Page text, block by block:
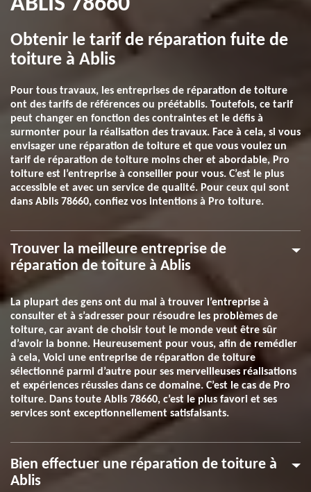
Obtenir le tarif de réparation fuite de
toiture à Ablis
Pour tous travaux, les entreprises de réparation de toiture
ont des tarifs de références ou préétablis. Toutefois, ce tarif
peut changer en fonction des contraintes et le défis à
surmonter pour la réalisation des travaux. Face à cela, si vous
envisager une réparation de toiture et que vous voulez un
tarif de réparation de toiture moins cher et abordable, Pro
toiture est l’entreprise à conseiller pour vous. C’est le plus
accessible et avec un service de qualité. Pour ceux qui sont
dans Ablis 78660, confiez vos intentions à Pro toiture.
Trouver la meilleure entreprise de
réparation de toiture à Ablis
La plupart des gens ont du mal à trouver l’entreprise à
consulter et à s’adresser pour résoudre les problèmes de
toiture, car avant de choisir tout le monde veut être sûr
d’avoir la bonne. Heureusement pour vous, afin de remédier
à cela, Voici une entreprise de réparation de toiture
sélectionné parmi d’autre pour ses merveilleuses réalisations
et expériences réussies dans ce domaine. C’est le cas de Pro
toiture. Dans toute Ablis 78660, c’est le plus favori et ses
services sont exceptionnellement satisfaisants.
Bien effectuer une réparation de toiture à
Ablis